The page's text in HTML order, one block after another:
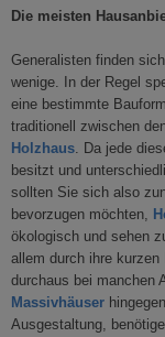
Die meisten
Generalisten finden
wenige. In der Regel
eine bestimmte
traditionell zwischen
Holzhaus. Da jede
besitzt und
sollten Sie sich also
bevorzugen möchten,
ökologisch und sehen
allem durch ihre
durchaus bei manchen
Massivhäuser
Ausgestaltung,